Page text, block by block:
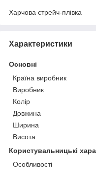
Харчова стрейч-плівка
Характеристики
Основні
Країна виробник
Виробник
Колір
Довжина
Ширина
Висота
Користувальницькі
Особливості